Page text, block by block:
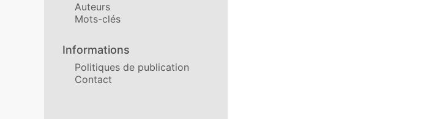
Auteurs
Mots-clés
Informations
Politiques de publication
Contact